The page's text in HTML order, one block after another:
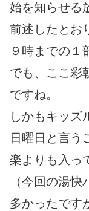
始を知らせる
前述したとお
９時までの１
でも、ここ彩
ですね。
しかもキッズ
日曜日と言う
楽よりも入っ
（今回の湯
多かったです